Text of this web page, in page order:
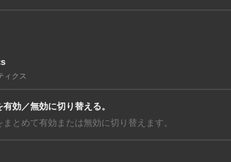
ィクス
効／無効に切り替える。
まとめて有効または無効に切り替えます。